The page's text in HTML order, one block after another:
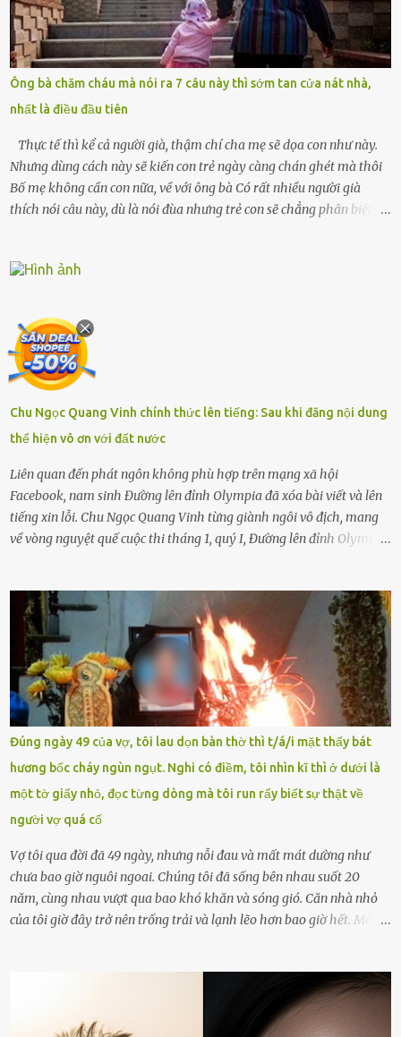
đứng chết lặng giữa cơn mưa, không biết đi đâu, về đâu. Bố mẹ tôi
mất sớm. Tôi chẳng có anh chị em. Họ hàng cũng thưa thớt, chẳng
ai thân thiết đến mức có thể mở lòng cho tôi tá túc. Bạn bè? Ai cũng
bận rộn với gia đình riêng của họ. Tôi đã từng đặt cược cả thanh
xuân vào người chồng ấy – và giờ, tôi chỉ còn lại chính mình. Tôi lên
chiếc xe buýt cuối ngày, trốn chạy khỏi thành phố và nỗi đau. Tôi v...
Ông bà chăm cháu mà nói ra 7 câu này thì sớm tan cửa nát nhà,
nhất là điều đầu tiên
Thực tế thì kể cả người già, thậm chí cha mẹ sẽ dọa con như này.
Nhưng dùng cách này sẽ kiến con trẻ ngày càng chán ghét mà thôi
Bố mẹ không cần con nữa, về với ông bà Có rất nhiều người già
thích nói câu này, dù là nói đùa nhưng trẻ con sẽ chẳng phân biệt
khuyên nhủ con thật cẩn thận. Nếu cháu không nghe lời, cảnh sát
này. Nhưng dùng cách này sẽ kiến con trẻ ngày càng chán ghét mà
thôi. Đôi khi con cái phải rời xa cha mẹ, sống với người già, lúc này
con rất buồn. (ảnh minh họa) Nếu một ngày nào đó một đứa trẻ
gặp nguy hiểm và cần được giúp đỡ nhưng không dám gọi cảnh sát
để được giúp đỡ thì có thể sẽ bỏ lỡ cơ hội và gặp nguy hiểm. Trẻ con
có biết gì đâu Nhiều người cứ coi trẻ còn nhỏ nên dù có phạm sai
lầm, thì họ cũng không trách mắng. Nhưng nếu người lớn tuổi
không dạy con cẩn...
Chu Ngọc Quang Vinh chính thức lên tiếng: Sau khi đăng nội dung
thể hiện vô ơn với đất nước
Liên quan đến phát ngôn không phù hợp trên mạng xã hội
Facebook, nam sinh Đường lên đỉnh Olympia đã xóa bài viết và lên
tiếng xin lỗi. Chu Ngọc Quang Vinh từng giành ngôi vô địch, mang
về vòng nguyệt quế cuộc thi tháng 1, quý I, Đường lên đỉnh Olympia.
chưa phù hợp, gây xôn xao, bức xúc trong dư luận. Ngay sau đó,
Trường THPT Chuyên Nguyễn Tất Thành báo cáo xác nhận tài
khoản Chu Vinh là của học sinh Chu Ngọc Quang Vinh, lớp 12 Anh
của nhà trường. Nam sinh này từng giành ngôi vô địch, mang về
vòng nguyệt quế cuộc thi tháng 1, quý I, Đường lên đỉnh Olympia
năm thứ 24. Quá trình giáo dục, học sinh Chu Ngọc Quang Vinh đã
nhận thức được nội dung bài viết của bản thân trên mạng xã hội
ngày 1.9 là chưa phù hợp nên đã chủ động gỡ bài viết và đăng bài
xin lỗi trên trang Facebook cá nhân. Chu Ngọc Quang Vinh làm việc
với cơ quan chức năng. Ảnh: Đơn vị cung...
Đúng ngày 49 của vợ, tôi lau dọn bàn thờ thì t/á/i mặt thấy bát
hương bốc cháy ngùn ngụt. Nghi có điềm, tôi nhìn kĩ thì ở dưới là
một tờ giấy nhỏ, đọc từng dòng mà tôi run rẩy biết sự thật về
người vợ quá cố
Vợ tôi qua đời đã 49 ngày, nhưng nỗi đau và mất mát dường như
chưa bao giờ nguôi ngoai. Chúng tôi đã sống bên nhau suốt 20
năm, cùng nhau vượt qua bao khó khăn và sóng gió. Căn nhà nhỏ
của tôi giờ đây trở nên trống trải và lạnh lẽo hơn bao giờ hết. Mỗi
rơi vào khoảng trống vô tận, chẳng còn muốn làm gì ngoài việc
ngồi lặng lẽ nhớ về cô ấy. Nhưng cuộc sống không cho phép tôi mãi
chìm đắm trong đau khổ. Họ hàng, bạn bè và những người thân